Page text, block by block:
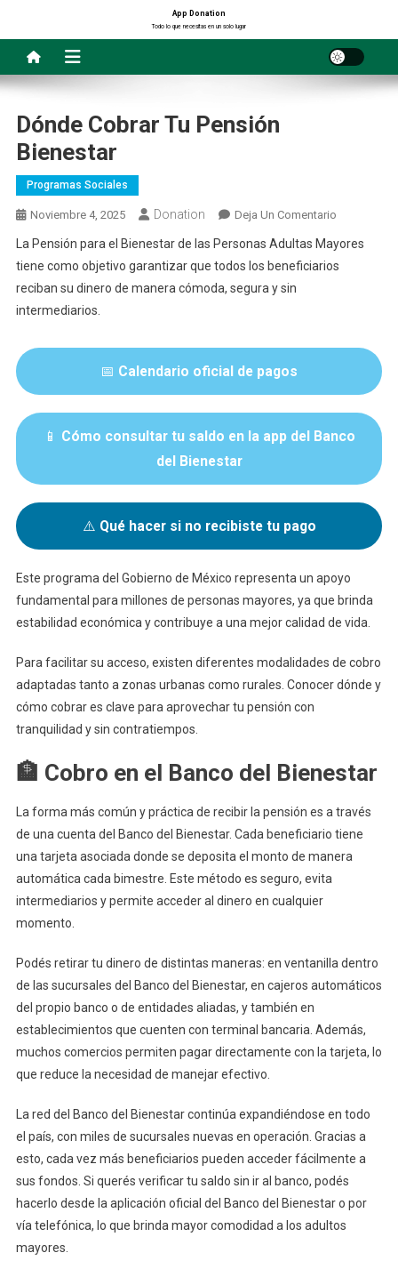
contenido
App Donation
Todo lo que necesitas en un solo lugar
Dónde Cobrar Tu Pensión
Bienestar
Programas Sociales
Noviembre 4, 2025 Donation Deja Un ComentarioEn
Cobrar
La Pensión para el Bienestar de las Personas Adultas Mayores
tiene como objetivo garantizar que todos los beneficiarios
reciban su dinero de manera cómoda, segura y sin
intermediarios.
📅 Calendario oficial de pagos
📱 Cómo consultar tu saldo en la app del Banco
del Bienestar
⚠️ Qué hacer si no recibiste tu pago
Este programa del Gobierno de México representa un apoyo
fundamental para millones de personas mayores, ya que brinda
estabilidad económica y contribuye a una mejor calidad de vida.
Para facilitar su acceso, existen diferentes modalidades de cobro
adaptadas tanto a zonas urbanas como rurales. Conocer dónde y
cómo cobrar es clave para aprovechar tu pensión con
tranquilidad y sin contratiempos.
🏦 Cobro en el Banco del Bienestar
La forma más común y práctica de recibir la pensión es a través
de una cuenta del Banco del Bienestar. Cada beneficiario tiene
una tarjeta asociada donde se deposita el monto de manera
automática cada bimestre. Este método es seguro, evita
intermediarios y permite acceder al dinero en cualquier
momento.
Podés retirar tu dinero de distintas maneras: en ventanilla dentro
de las sucursales del Banco del Bienestar, en cajeros automáticos
del propio banco o de entidades aliadas, y también en
establecimientos que cuenten con terminal bancaria. Además,
muchos comercios permiten pagar directamente con la tarjeta, lo
que reduce la necesidad de manejar efectivo.
La red del Banco del Bienestar continúa expandiéndose en todo
el país, con miles de sucursales nuevas en operación. Gracias a
esto, cada vez más beneficiarios pueden acceder fácilmente a
sus fondos. Si querés verificar tu saldo sin ir al banco, podés
hacerlo desde la aplicación oficial del Banco del Bienestar o por
vía telefónica, lo que brinda mayor comodidad a los adultos
mayores.